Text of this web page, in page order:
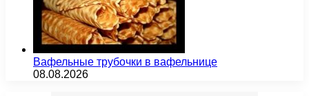
Вафельные трубочки в вафельнице
08.08.2026